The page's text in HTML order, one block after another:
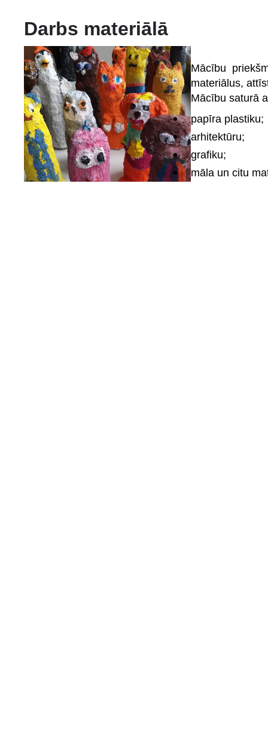
Darbs materiālā
Mācību
materiālus,
Mācību saturā
papīra plastiku;
arhitektūru;
grafiku;
māla un citu